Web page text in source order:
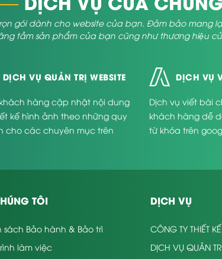
gói dành cho website của bạn. Đảm bảo mang
tầm sản phẩm của bạn cũng như thương hiệu
DỊCH VỤ QUẢN TRỊ WEBSITE
hàng cập nhật nội dung
kế hình ảnh theo những quy
cho các chuyên mục trên
DỊCH VỤ
Dịch vụ viết bài
khách hàng dễ
từ khóa trên
TÔI
sách Bảo hành & Bảo trì
làm việc
DỊCH VỤ
CÔNG TY THIẾT KẾ
DỊCH VỤ QUẢN